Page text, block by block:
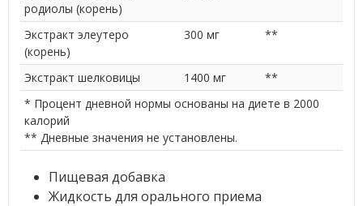
родиолы (корень)
Экстракт элеутеро
(корень)
300 мг **
Экстракт шелковицы 1400 мг
**
* Процент дневной нормы основаны на диете в 2000
калорий
** Дневные значения не установлены.
Пищевая добавка
Жидкость для орального приема